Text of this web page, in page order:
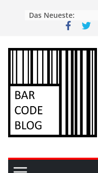
Das Neueste: